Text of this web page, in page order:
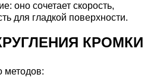
оно сочетает скорость,
для гладкой поверхности.
КРОМКИ
методов: